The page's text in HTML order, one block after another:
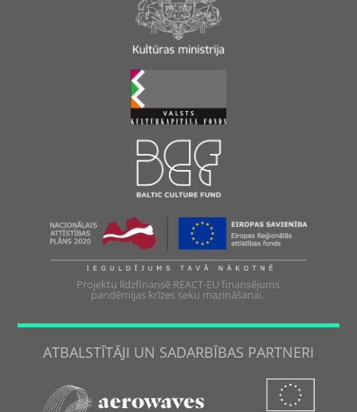
Projektu līdzfinansē REACT-EU finansējums
pandēmijas krīzes seku mazināšanai.
ATBALSTĪTĀJI UN SADARBĪBAS PARTNERI